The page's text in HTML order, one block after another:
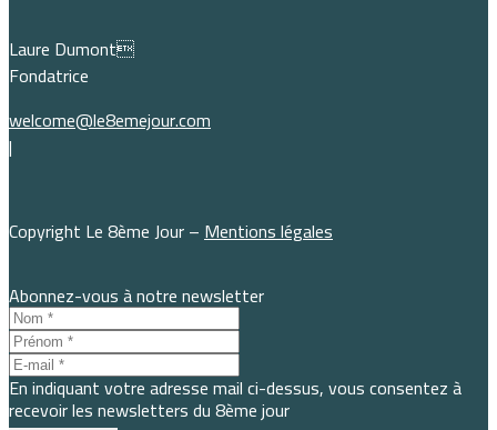
Laure Dumont
Fondatrice
welcome@le8emejour.com
|
Copyright Le 8ème Jour –Mentions légales
Abonnez-vous à notre newsletter
En indiquant votre adresse mail ci-dessus, vous consentez à
recevoir les newsletters du 8ème jour